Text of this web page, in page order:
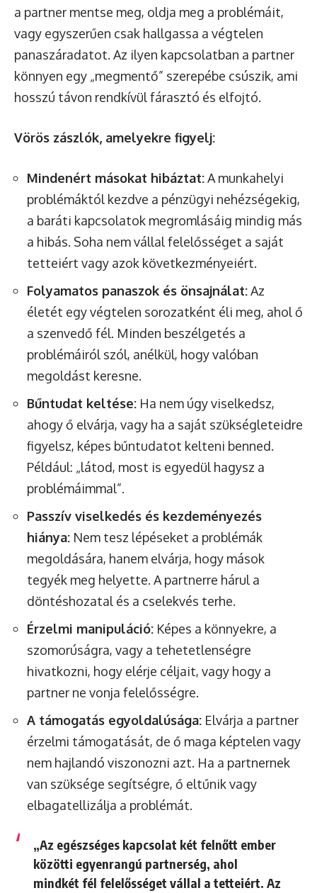
a partner mentse meg, oldja meg a problémáit,
vagy egyszerűen csak hallgassa a végtelen
panaszáradatot. Az ilyen kapcsolatban a partner
könnyen egy „megmentő” szerepébe csúszik, ami
hosszú távon rendkívül fárasztó és elfojtó.
Vörös zászlók, amelyekre figyelj:
Mindenért másokat hibáztat:A munkahelyi
problémáktól kezdve a pénzügyi nehézségekig,
a baráti kapcsolatok megromlásáig mindig más
a hibás. Soha nem vállal felelősséget a saját
tetteiért vagy azok következményeiért.
Folyamatos panaszok és önsajnálat:Az
életét egy végtelen sorozatként éli meg, ahol ő
a szenvedő fél. Minden beszélgetés a
problémáiról szól, anélkül, hogy valóban
megoldást keresne.
Bűntudat keltése: Ha nem úgy viselkedsz,
ahogy ő elvárja, vagy ha a saját szükségleteidre
figyelsz, képes bűntudatot kelteni benned.
Például: „látod, most is egyedül hagysz a
problémáimmal”.
Passzív viselkedés és kezdeményezés
hiánya: Nem tesz lépéseket a problémák
megoldására, hanem elvárja, hogy mások
tegyék meg helyette. A partnerre hárul a
döntéshozatal és a cselekvés terhe.
Érzelmi manipuláció: Képes a könnyekre, a
szomorúságra, vagy a tehetetlenségre
hivatkozni, hogy elérje céljait, vagy hogy a
partner ne vonja felelősségre.
A támogatás egyoldalúsága: Elvárja a partner
érzelmi támogatását, de ő maga képtelen vagy
nem hajlandó viszonozni azt. Ha a partnernek
van szüksége segítségre, ő eltűnik vagy
elbagatellizálja a problémát.
„Az egészséges kapcsolat két felnőtt ember
közötti egyenrangú partnerség, ahol
mindkét fél felelősséget vállal a tetteiért. Az